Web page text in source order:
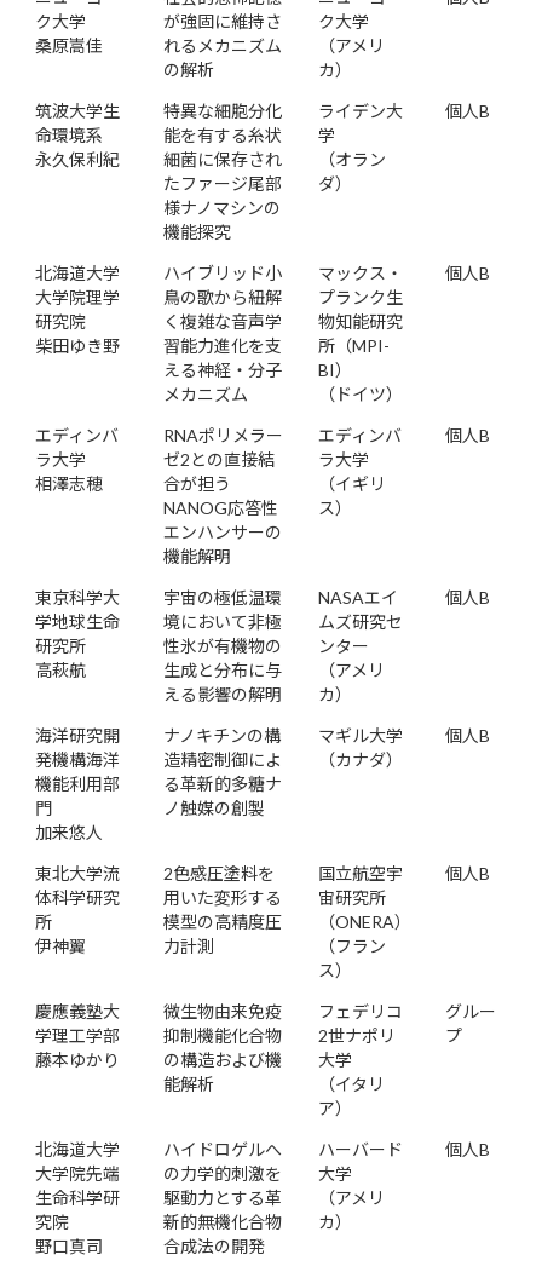
ク大学
桑原嵩佳
が強固に維持さ
れるメカニズム
の解析
ク大学
（アメリ
カ）
筑波大学生
命環境系
永久保利紀
特異な細胞分化
能を有する糸状
細菌に保存され
たファージ尾部
様ナノマシンの
機能探究
ライデン大
学
（オラン
ダ）
個人B
北海道大学
大学院理学
研究院
柴田ゆき野
ハイブリッド小
鳥の歌から紐解
く複雑な音声学
習能力進化を支
える神経・分子
メカニズム
マックス・
プランク生
物知能研究
所（MPI-
BI）
（ドイツ）
個人B
エディンバ
ラ大学
相澤志穂
RNAポリメラー
ゼ2との直接結
合が担う
NANOG応答性
エンハンサーの
機能解明
エディンバ
ラ大学
（イギリ
ス）
個人B
東京科学大
学地球生命
研究所
高萩航
宇宙の極低温環
境において非極
性氷が有機物の
生成と分布に与
える影響の解明
NASAエイ
ムズ研究セ
ンター
（アメリ
カ）
個人B
海洋研究開
発機構海洋
機能利用部
門
加来悠人
ナノキチンの構
造精密制御によ
る革新的多糖ナ
ノ触媒の創製
マギル大学
（カナダ）
個人B
東北大学流
体科学研究
所
伊神翼
2色感圧塗料を
用いた変形する
模型の高精度圧
力計測
国立航空宇
宙研究所
（ONERA）
（フラン
ス）
個人B
慶應義塾大
学理工学部
藤本ゆかり
微生物由来免疫
抑制機能化合物
の構造および機
能解析
フェデリコ
2世ナポリ
大学
（イタリ
ア）
グルー
プ
北海道大学
大学院先端
生命科学研
究院
野口真司
ハイドロゲルへ
の力学的刺激を
駆動力とする革
新的無機化合物
合成法の開発
ハーバード
大学
（アメリ
カ）
個人B